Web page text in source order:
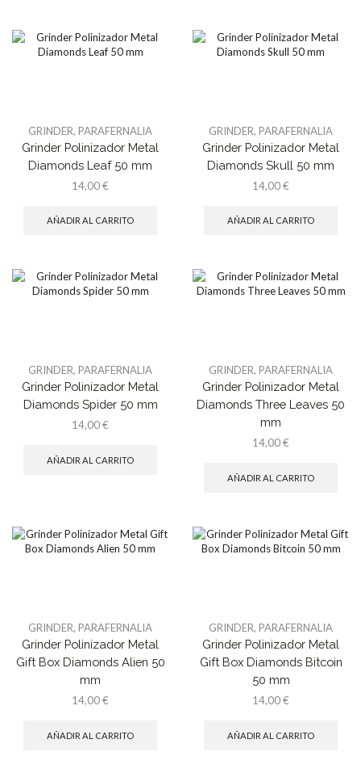
GRINDER, PARAFERNALIA
Grinder Polinizador Metal
Diamonds Leaf 50 mm
14,00€
AÑADIR AL CARRITO
GRINDER, PARAFERNALIA
Grinder Polinizador Metal
Diamonds Skull 50 mm
14,00€
AÑADIR AL CARRITO
GRINDER, PARAFERNALIA
Grinder Polinizador Metal
Diamonds Spider 50 mm
14,00€
AÑADIR AL CARRITO
GRINDER, PARAFERNALIA
Grinder Polinizador Metal
Diamonds Three Leaves 50
mm
14,00€
AÑADIR AL CARRITO
GRINDER, PARAFERNALIA
Grinder Polinizador Metal
Gift Box Diamonds Alien 50
mm
14,00€
AÑADIR AL CARRITO
GRINDER, PARAFERNALIA
Grinder Polinizador Metal
Gift Box Diamonds Bitcoin
50 mm
14,00€
AÑADIR AL CARRITO